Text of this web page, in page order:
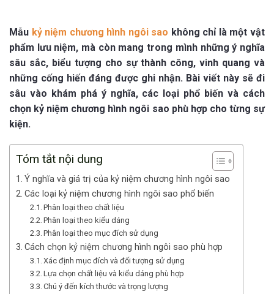
Mẫu kỷ niệm chương hình ngôi sao không chỉ là một vật
phẩm lưu niệm, mà còn mang trong mình những ý nghĩa
sâu sắc, biểu tượng cho sự thành công, vinh quang và
những cống hiến đáng được ghi nhận. Bài viết này sẽ đi
sâu vào khám phá ý nghĩa, các loại phổ biến và cách
chọn kỷ niệm chương hình ngôi sao phù hợp cho từng sự
kiện.
Tóm tắt nội dung
Ý nghĩa và giá trị của kỷ niệm chương hình ngôi sao
Các loại kỷ niệm chương hình ngôi sao phổ biến
Phân loại theo chất liệu
Phân loại theo kiểu dáng
Phân loại theo mục đích sử dụng
Cách chọn kỷ niệm chương hình ngôi sao phù hợp
Xác định mục đích và đối tượng sử dụng
Lựa chọn chất liệu và kiểu dáng phù hợp
Chú ý đến kích thước và trọng lượng